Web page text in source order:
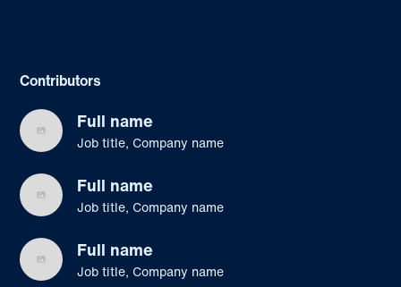
Contributors
Full name
Job title, Company name
Full name
Job title, Company name
Full name
Job title, Company name